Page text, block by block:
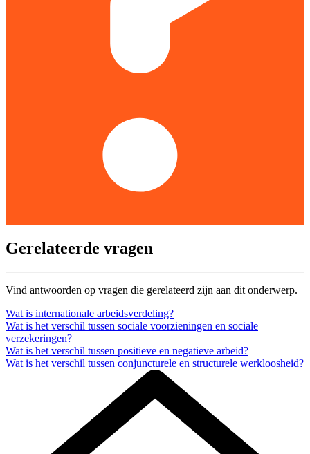
Gerelateerde vragen
Vind antwoorden op vragen die gerelateerd zijn aan dit onderwerp.
Wat is internationale arbeidsverdeling?
Wat is het verschil tussen sociale voorzieningen en sociale
verzekeringen?
Wat is het verschil tussen positieve en negatieve arbeid?
Wat is het verschil tussen conjuncturele en structurele werkloosheid?